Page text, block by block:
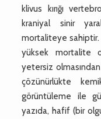
klivus kırığı
kraniyal sinir
mortaliteye sahiptir.
yüksek mortalite
yetersiz
çözünürlükte
görüntüleme ile
yazıda, hafif (bir